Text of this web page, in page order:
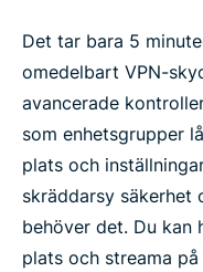
Det tar bara 5
omedelbart VPN-
avancerade
som enhetsgrupper
plats och
skräddarsy säkerhet
behöver det. Du kan
plats och streama på